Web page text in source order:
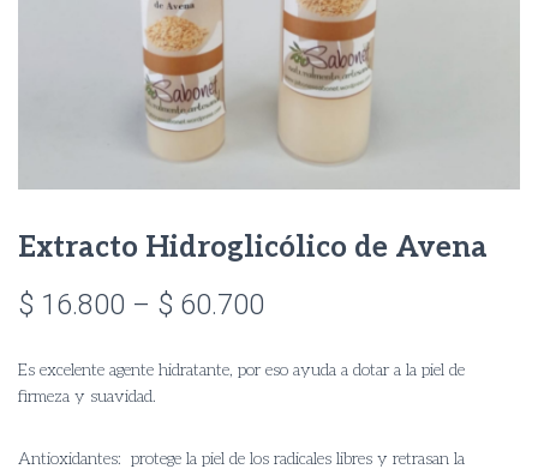
Extracto Hidroglicólico de Avena
$ 16.800 – $ 60.700
Es excelente agente hidratante, por eso ayuda a dotar a la piel de
firmeza y suavidad.
Antioxidantes: protege la piel de los radicales libres y retrasan la